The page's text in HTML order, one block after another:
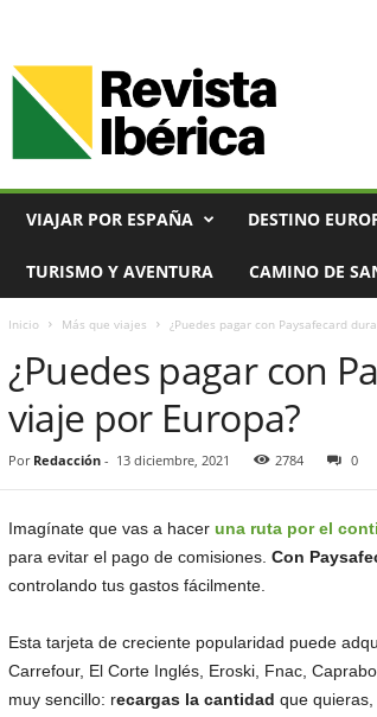
VIAJAR POR ESPAÑA DESTINO
TURISMO Y AVENTURA CAMINO DE
Inicio Más que viajes ¿Puedes pagar con Paysafecard
¿Puedes pagar con
viaje por Europa?
Por Redacción- 13 diciembre, 2021 2784 0
Imagínate que vas a hacer una ruta por el
para evitar el pago de comisiones. Con
controlando tus gastos fácilmente.
Esta tarjeta de creciente popularidad puede
Carrefour, El Corte Inglés, Eroski, Fnac,
muy sencillo: recargas la cantidad que